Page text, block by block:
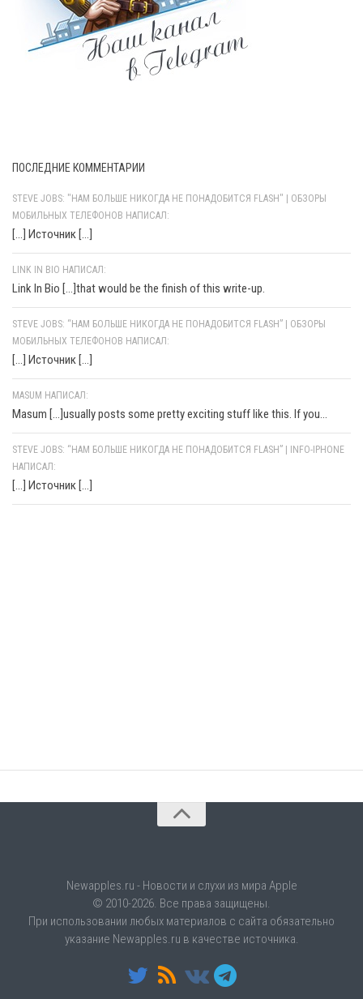
ПОСЛЕДНИЕ КОММЕНТАРИИ
STEVE JOBS: "НАМ БОЛЬШЕ НИКОГДА НЕ ПОНАДОБИТСЯ FLASH" | ОБЗОРЫ
МОБИЛЬНЫХ ТЕЛЕФОНОВ НАПИСАЛ:
[…] Источник […]
LINK IN BIO НАПИСАЛ:
Link In Bio [...]that would be the finish of this write-up.
STEVE JOBS: “НАМ БОЛЬШЕ НИКОГДА НЕ ПОНАДОБИТСЯ FLASH” | ОБЗОРЫ
МОБИЛЬНЫХ ТЕЛЕФОНОВ НАПИСАЛ:
[…] Источник […]
MASUM НАПИСАЛ:
Masum [...]usually posts some pretty exciting stuff like this. If you...
STEVE JOBS: “НАМ БОЛЬШЕ НИКОГДА НЕ ПОНАДОБИТСЯ FLASH” | INFO-IPHONE
НАПИСАЛ:
[…] Источник […]
Newapples.ru - Новости и слухи из мира Apple
© 2010-2026. Все права защищены.
При использовании любых материалов с сайта обязательно
указание Newapples.ru в качестве источника.